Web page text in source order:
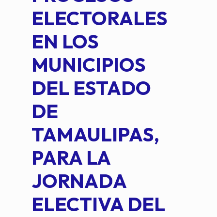
ELECTORALES
EN LOS
MUNICIPIOS
DEL ESTADO
DE
TAMAULIPAS,
PARA LA
JORNADA
ELECTIVA DEL